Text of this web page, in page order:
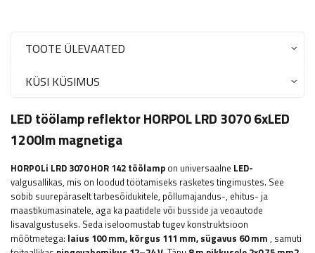
TOOTE ÜLEVAATED
KÜSI KÜSIMUS
LED töölamp reflektor HORPOL LRD 3070 6xLED
1200lm magnetiga
HORPOLi LRD 3070 HOR 142 töölamp on universaalne LED-
valgusallikas, mis on loodud töötamiseks rasketes tingimustes. See
sobib suurepäraselt tarbesõidukitele, põllumajandus-, ehitus- ja
maastikumasinatele, aga ka paatidele või busside ja veoautode
lisavalgustuseks. Seda iseloomustab tugev konstruktsioon
mõõtmetega: laius 100 mm, kõrgus 111 mm, sügavus 60 mm , samuti